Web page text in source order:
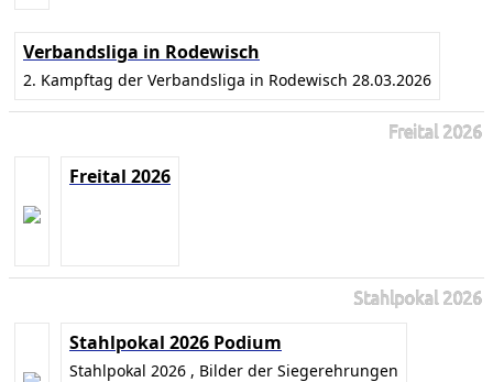
Verbandsliga in Rodewisch
2. Kampftag der Verbandsliga in Rodewisch 28.03.2026
Freital 2026
Freital 2026
Stahlpokal 2026
Stahlpokal 2026 Podium
Stahlpokal 2026 , Bilder der Siegerehrungen